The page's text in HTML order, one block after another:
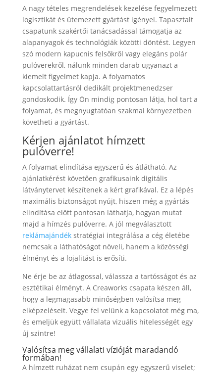
A nagy tételes megrendelések kezelése fegyelmezett
logisztikát és ütemezett gyártást igényel. Tapasztalt
csapatunk szakértői tanácsadással támogatja az
alapanyagok és technológiák közötti döntést. Legyen
szó modern kapucnis felsőkről vagy elegáns polár
pulóverekről, nálunk minden darab ugyanazt a
kiemelt figyelmet kapja. A folyamatos
kapcsolattartásról dedikált projektmenedzser
gondoskodik. Így Ön mindig pontosan látja, hol tart a
folyamat, és megnyugtatóan szakmai környezetben
követheti a gyártást.
Kérjen ajánlatot hímzett
pulóverre!
A folyamat elindítása egyszerű és átlátható. Az
ajánlatkérést követően grafikusaink digitális
látványtervet készítenek a kért grafikával. Ez a lépés
maximális biztonságot nyújt, hiszen még a gyártás
elindítása előtt pontosan láthatja, hogyan mutat
majd a hímzés pulóverre. A jól megválasztott
reklámajándékstratégiai integrálása a cég életébe
nemcsak a láthatóságot növeli, hanem a közösségi
élményt és a lojalitást is erősíti.
Ne érje be az átlagossal, válassza a tartósságot és az
esztétikai élményt. A Creaworks csapata készen áll,
hogy a legmagasabb minőségben valósítsa meg
elképzeléseit. Vegye fel velünk a kapcsolatot még ma,
és emeljük együtt vállalata vizuális hitelességét egy
új szintre!
Valósítsa meg vállalati vízióját maradandó
formában!
A hímzett ruházat nem csupán egy egyszerű viselet;